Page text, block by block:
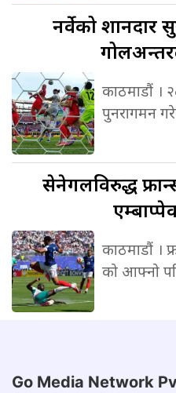
नर्वेकोशानदार
काठमाडौं ।
पुनरागमन
सेनेगलविरुद्ध
काठमाडौं ।
को आफ्नो
Go Media Network